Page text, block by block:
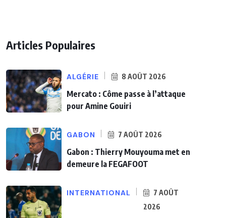
Articles Populaires
ALGÉRIE 8 AOÛT 2026
Mercato : Côme passe à l’attaque
pour Amine Gouiri
GABON 7 AOÛT 2026
Gabon : Thierry Mouyouma met en
demeure la FEGAFOOT
INTERNATIONAL
7 AOÛT
2026